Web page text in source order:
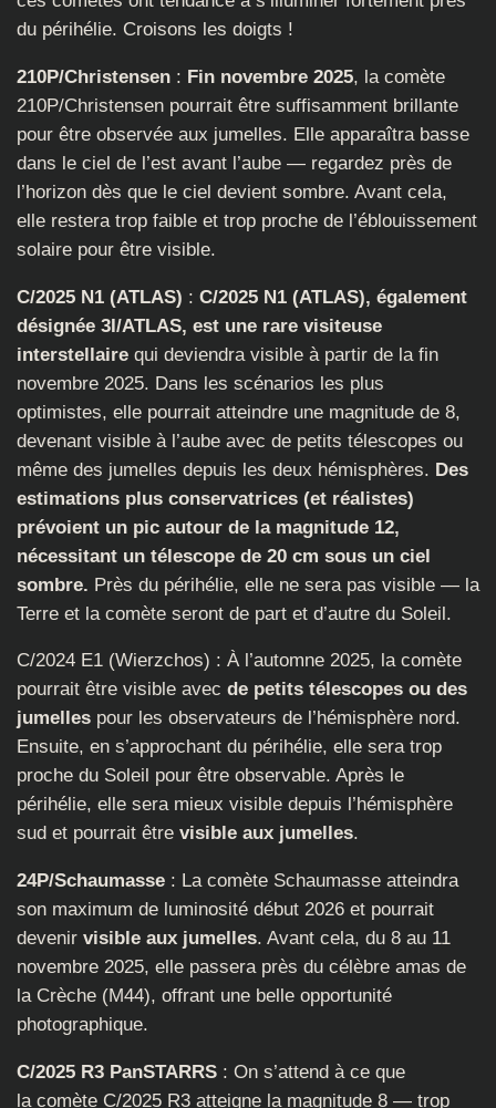
du périhélie. Croisons les doigts !
210P/Christensen : Fin novembre 2025, la comète
210P/Christensen pourrait être suffisamment brillante
pour être observée aux jumelles. Elle apparaîtra basse
dans le ciel de l’est avant l’aube — regardez près de
l’horizon dès que le ciel devient sombre. Avant cela,
elle restera trop faible et trop proche de l’éblouissement
solaire pour être visible.
C/2025 N1 (ATLAS) : C/2025 N1 (ATLAS), également
désignée 3I/ATLAS, est une rare visiteuse
interstellaire qui deviendra visible à partir de la fin
novembre 2025. Dans les scénarios les plus
optimistes, elle pourrait atteindre une magnitude de 8,
devenant visible à l’aube avec de petits télescopes ou
même des jumelles depuis les deux hémisphères. Des
estimations plus conservatrices (et réalistes)
prévoient un pic autour de la magnitude 12,
nécessitant un télescope de 20 cm sous un ciel
sombre. Près du périhélie, elle ne sera pas visible — la
Terre et la comète seront de part et d’autre du Soleil.
C/2024 E1 (Wierzchos) : À l’automne 2025, la comète
pourrait être visible avec de petits télescopes ou des
jumelles pour les observateurs de l’hémisphère nord.
Ensuite, en s’approchant du périhélie, elle sera trop
proche du Soleil pour être observable. Après le
périhélie, elle sera mieux visible depuis l’hémisphère
sud et pourrait être visible aux jumelles.
24P/Schaumasse : La comète Schaumasse atteindra
son maximum de luminosité début 2026 et pourrait
devenir visible aux jumelles. Avant cela, du 8 au 11
novembre 2025, elle passera près du célèbre amas de
la Crèche (M44), offrant une belle opportunité
photographique.
C/2025 R3 PanSTARRS : On s’attend à ce que
la comète C/2025 R3 atteigne la magnitude 8 — trop